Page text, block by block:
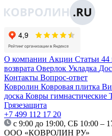
О компании Акции Статьи 44
возврата Оверлок Укладка
Контакты Вопрос-ответ
Ковролин Ковровая плитка
доска Ковры гимнастические
Грязезащита
+7 499 112 17 20
с 9:00 до 19:00, СБ 10:00 –
ООО «КОВРОЛИН РУ»